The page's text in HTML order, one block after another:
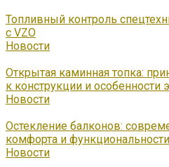
Топливный контроль
с VZO
Новости
Открытая каминная топка:
к конструкции и особенности
Новости
Остекление балконов:
комфорта и функциональности
Новости